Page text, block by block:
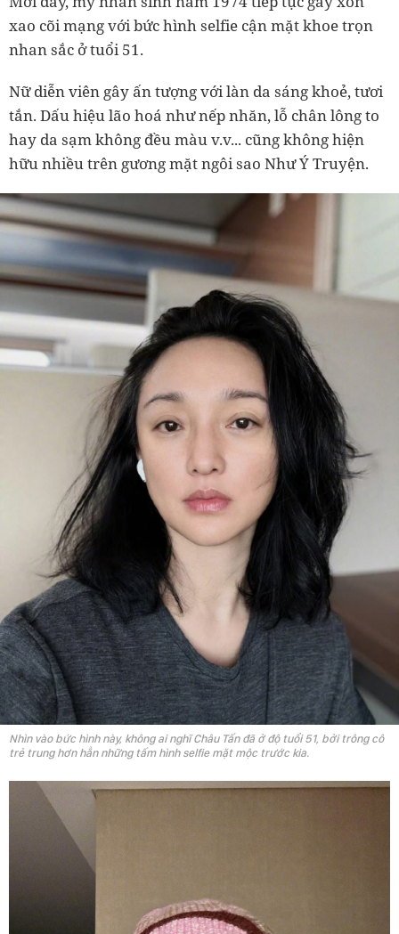
xao cõi mạng với bức hình selfie cận mặt khoe trọn
nhan sắc ở tuổi 51.
Nữ diễn viên gây ấn tượng với làn da sáng khoẻ, tươi
tắn. Dấu hiệu lão hoá như nếp nhăn, lỗ chân lông to
hay da sạm không đều màu v.v... cũng không hiện
hữu nhiều trên gương mặt ngôi sao Như Ý Truyện.
Nhìn vào bức hình này, không ai nghĩ Châu Tấn đã ở độ tuổi 51, bởi trông cô
trẻ trung hơn hẳn những tấm hình selfie mặt mộc trước kia.